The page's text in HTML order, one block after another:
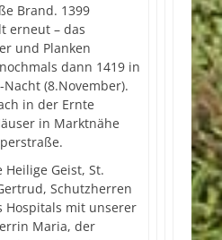
Brand. 1399
erneut – das
und Planken
dann 1419 in
(8.November).
in der Ernte
in Marktnähe
Geist, St.
Schutzherren
Hospitals mit unserer
Maria, der